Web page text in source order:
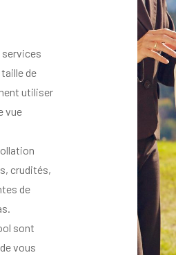
services
de
utiliser
vue
crudités,
de
sont
vous